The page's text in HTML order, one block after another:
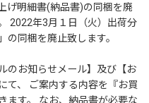
げ明細書(納品書)の同梱を廃
2022年3月１日（火）出荷分
の同梱を廃止致します。
のお知らせメール】及び【お
て、 ご案内する内容を『お買
ます。 なお、納品書が必要な